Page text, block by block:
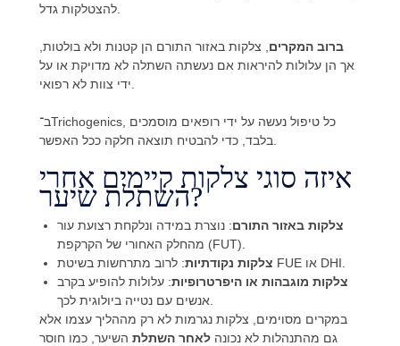
להצטלקות גדל.
ברוב המקרים , צלקות באזור התורם הן קטנות ולא בולטות,
אך הן עלולות להיראות אם נעשתה השתלה לא מדויקת או על
ב־Trichogenics, כל טיפול נעשה על ידי רופאים מוסמכים
בלבד, כדי להבטיח תוצאה חלקה ככל האפשר.
איזה סוגי צלקות קיימים אחרי
השתלת שיער?
צלקות באזור התורם: נוצרת במידה ונלקחת רצועת עור
מהחלק האחורי של הקרקפת (FUT).
צלקות נקודתיות
: לרוב מתרחשות בשיטת FUE או DHI.
צלקות מוגבהות או היפרטרופיות: עלולות להופיע בקרב
במקרים מסוימים, צלקות נגרמות לא רק מההליך עצמו אלא
גם מהתנהלות לא נכונהלאחר השתלת השיער, כמו חוסר